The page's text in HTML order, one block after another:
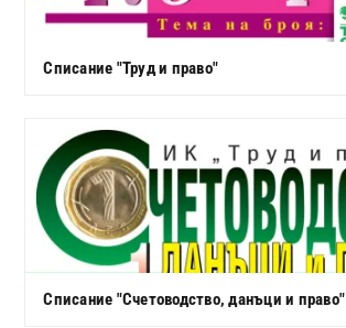
Списание "Труд и право"
Списание "Счетоводство, данъци и право"